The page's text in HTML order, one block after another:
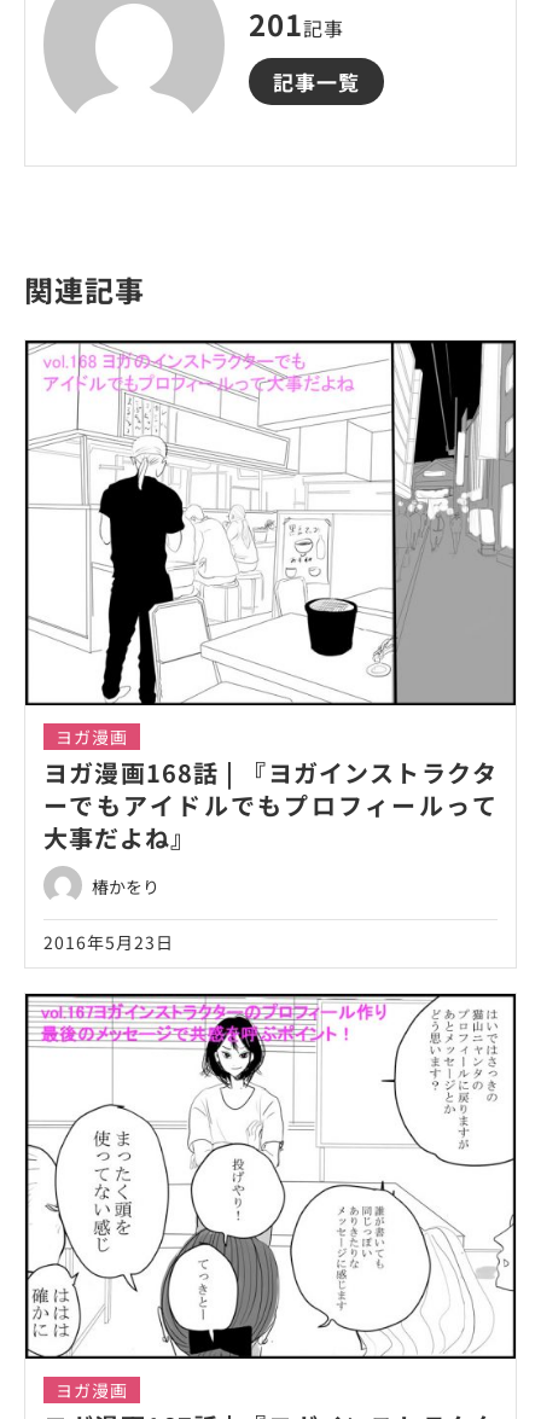
201記事
記事一覧
関連記事
ヨガ漫画
ヨガ漫画168話 | 『ヨガインストラクタ
ーでもアイドルでもプロフィールって
大事だよね』
椿かをり
2016年5月23日
ヨガ漫画